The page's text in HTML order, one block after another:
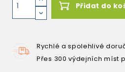
Přidat do
Rychlé a spolehlivé
Přes 300 výdejních míst